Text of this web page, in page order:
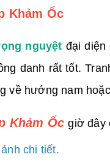
Khảm Ốc
nguyệt đại diện
danh rất tốt.
về hướng nam
Khảm Ốc giờ đây
chi tiết.